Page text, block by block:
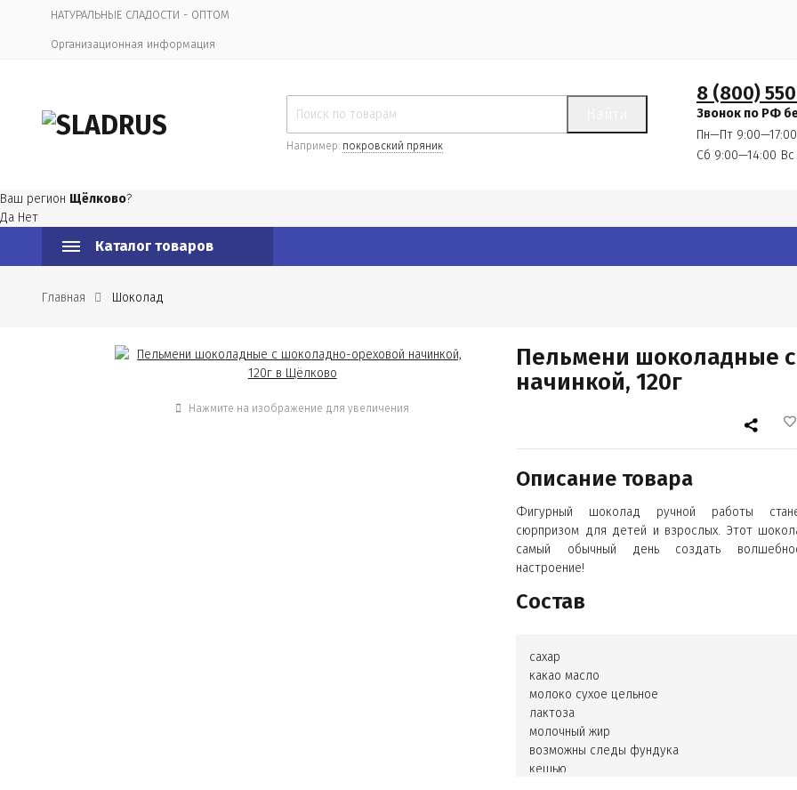
НАТУРАЛЬНЫЕ СЛАДОСТИ - ОПТОМ
Организационная информация
Например: покровский пряник
8 (800)
Звонок по РФ
Пн—Пт 9:00—17:00
Сб 9:00—14:00
Ваш регион Щёлково?
Да Нет
Каталог товаров
Главная Шоколад
Нажмите на изображение для увеличения
Пельмени шоколадные
начинкой, 120г
Описание товара
Фигурный шоколад ручной работы
сюрпризом для детей и взрослых. Этот
самый обычный день создать
настроение!
Состав
сахар
какао масло
молоко сухое цельное
лактоза
молочный жир
возможны следы фундука
кешью